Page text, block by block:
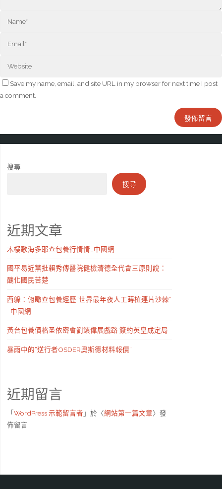
Save my name, email, and site URL in my browser for next time I post
a comment.
搜尋
搜尋
近期文章
木樓歌海多耶查包養行情情_中國網
國平易近黨批賴秀傳醫院健檢清德全代會三原則說：
醜化國民苦楚
西躲：俯瞰查包養經歷“世界最年夜人工蒔植連片沙棘”
_中國網
黃台包養價格圣依密會劉鎮偉展戲路 簽約英皇成定局
暴雨中的“逆行者OSDER奧斯德材料報價”
近期留言
「WordPress 示範留言者 」於〈網站第一篇文章〉發
佈留言